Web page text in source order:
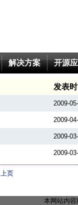
解决方案 开源
发表
2009-
2009-
2009-
2009-
上页
本网站内